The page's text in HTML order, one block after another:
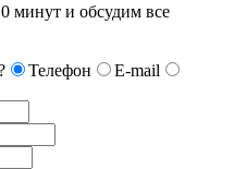
минут и обсудим все
Телефон
E-mail